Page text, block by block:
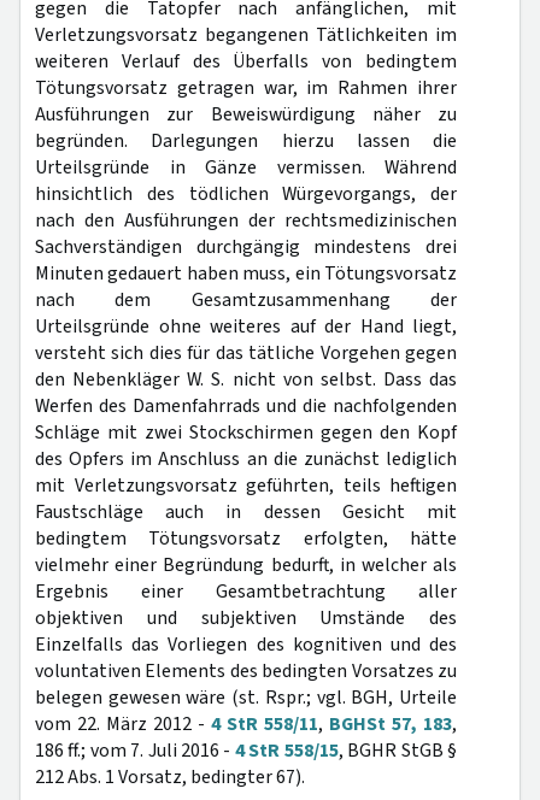
gegen die Tatopfer nach anfänglichen, mit
Verletzungsvorsatz begangenen Tätlichkeiten im
weiteren Verlauf des Überfalls von bedingtem
Tötungsvorsatz getragen war, im Rahmen ihrer
Ausführungen zur Beweiswürdigung näher zu
begründen. Darlegungen hierzu lassen die
Urteilsgründe in Gänze vermissen. Während
hinsichtlich des tödlichen Würgevorgangs, der
nach den Ausführungen der rechtsmedizinischen
Sachverständigen durchgängig mindestens drei
Minuten gedauert haben muss, ein Tötungsvorsatz
nach dem Gesamtzusammenhang der
Urteilsgründe ohne weiteres auf der Hand liegt,
versteht sich dies für das tätliche Vorgehen gegen
den Nebenkläger W. S. nicht von selbst. Dass das
Werfen des Damenfahrrads und die nachfolgenden
Schläge mit zwei Stockschirmen gegen den Kopf
des Opfers im Anschluss an die zunächst lediglich
mit Verletzungsvorsatz geführten, teils heftigen
Faustschläge auch in dessen Gesicht mit
bedingtem Tötungsvorsatz erfolgten, hätte
vielmehr einer Begründung bedurft, in welcher als
Ergebnis einer Gesamtbetrachtung aller
objektiven und subjektiven Umstände des
Einzelfalls das Vorliegen des kognitiven und des
voluntativen Elements des bedingten Vorsatzes zu
belegen gewesen wäre (st. Rspr.; vgl. BGH, Urteile
vom 22. März 2012 - 4 StR 558/11, BGHSt 57, 183,
186 ff.; vom 7. Juli 2016 - 4 StR 558/15, BGHR StGB §
212 Abs. 1 Vorsatz, bedingter 67).